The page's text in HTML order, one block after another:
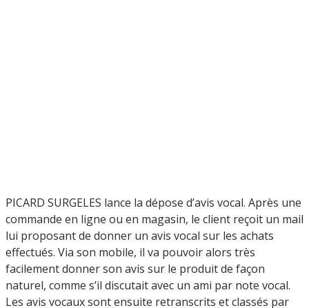
PICARD SURGELES lance la dépose d’avis vocal. Après une
commande en ligne ou en magasin, le client reçoit un mail
lui proposant de donner un avis vocal sur les achats
effectués. Via son mobile, il va pouvoir alors très
facilement donner son avis sur le produit de façon
naturel, comme s’il discutait avec un ami par note vocal.
Les avis vocaux sont ensuite retranscrits et classés par